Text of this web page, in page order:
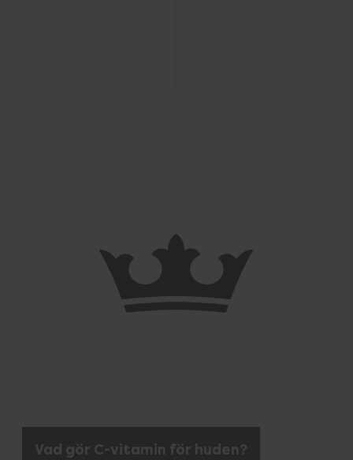
Vad gör C-vitamin för huden?